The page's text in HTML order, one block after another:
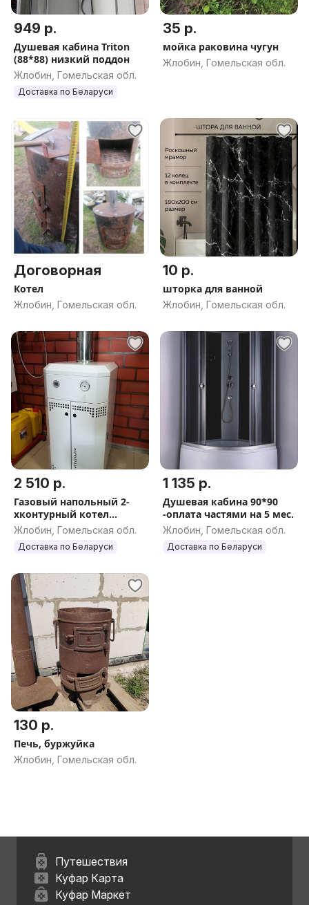
949 р.
Душевая кабина Triton
(88*88) низкий поддон
Жлобин, Гомельская обл.
Доставка по Беларуси
35 р.
мойка раковина чугун
Жлобин, Гомельская обл.
Договорная
Котел
Жлобин, Гомельская обл.
10 р.
шторка для ванной
Жлобин, Гомельская обл.
2 510 р.
Газовый напольный 2-
хконтурный котел
Житомир-10
Жлобин, Гомельская обл.
Доставка по Беларуси
1 135 р.
Душевая кабина 90*90
-оплата частями на 5 мес.
Жлобин, Гомельская обл.
Доставка по Беларуси
130 р.
Печь, буржуйка
Жлобин, Гомельская обл.
Путешествия
Куфар Карта
Куфар Маркет